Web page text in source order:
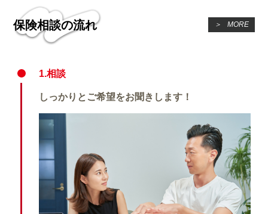
保険相談の流れ ＞ MORE
1.相談
しっかりとご希望をお聞きします！